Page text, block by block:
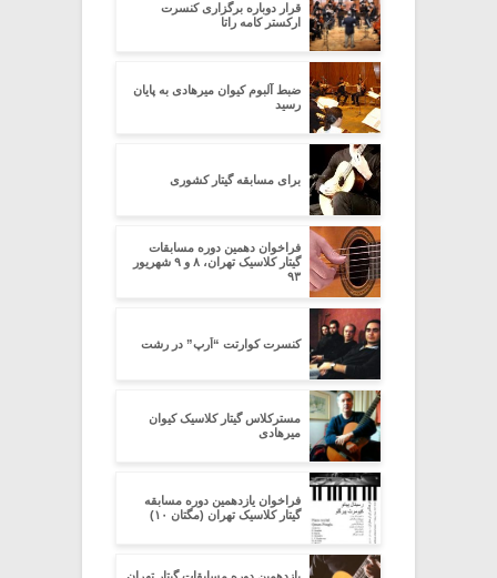
قرار دوباره برگزاری کنسرت
ارکستر کامه راتا
ضبط آلبوم کیوان میرهادی به پایان
رسید
برای مسابقه گیتار کشوری
فراخوان دهمین دوره مسابقات
گیتار کلاسیک تهران، ۸ و ۹ شهریور
۹۳
کنسرت کوارتت “اُرپ” در رشت
مسترکلاس گیتار کلاسیک کیوان
میرهادی
فراخوان یازدهمین دوره مسابقه
گیتار کلاسیک تهران (مگتان ۱۰)
یازدهمین دوره مسابقات گیتار تهران